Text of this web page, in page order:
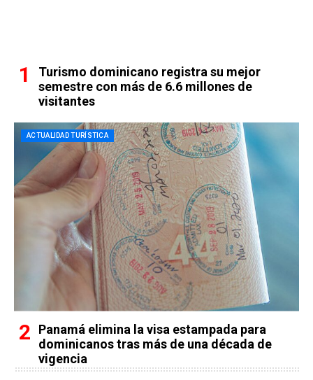
Turismo dominicano registra su mejor
semestre con más de 6.6 millones de
visitantes
ACTUALIDAD TURÍSTICA
Panamá elimina la visa estampada para
dominicanos tras más de una década de
vigencia